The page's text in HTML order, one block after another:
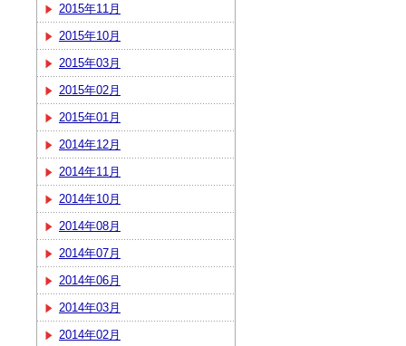
2015年11月
2015年10月
2015年03月
2015年02月
2015年01月
2014年12月
2014年11月
2014年10月
2014年08月
2014年07月
2014年06月
2014年03月
2014年02月